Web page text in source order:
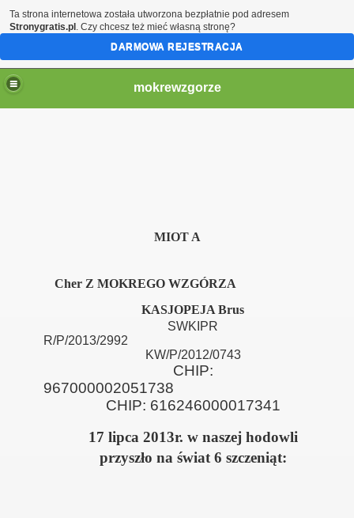
mokrewzgorze
MIOT A
Cher Z MOKREGO WZGÓRZA
KASJOPEJA Brus
SWKIPR
R/P/2013/2992
KW/P/2012/0743
CHIP:
CHIP: 616246000017341
17 lipca 2013r. w naszej hodowli
przyszło na świat 6 szczeniąt:
Ta strona internetowa została utworzona bezpłatnie pod adresem
Stronygratis.pl . Czy chcesz też mieć własną stronę?
DARMOWA REJESTRACJA